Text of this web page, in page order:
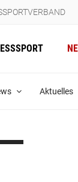
Aktuelles